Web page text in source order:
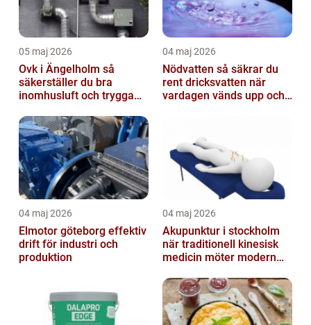
05 maj 2026
Ovk i Ängelholm så
säkerställer du bra
inomhusluft och trygga
04 maj 2026
Nödvatten så säkrar du
rent dricksvatten när
vardagen vänds upp och
04 maj 2026
Elmotor göteborg effektiv
drift för industri och
produktion
04 maj 2026
Akupunktur i stockholm
när traditionell kinesisk
medicin möter modern